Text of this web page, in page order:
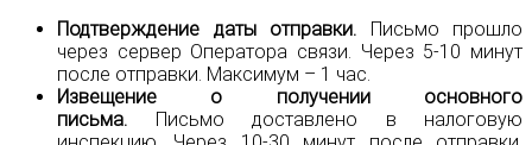
Подтверждение даты отправки. Письмо прошло
через сервер Оператора связи. Через 5-10 минут
после отправки. Максимум – 1 час.
Извещение о получении основного
письма. Письмо доставлено в налоговую